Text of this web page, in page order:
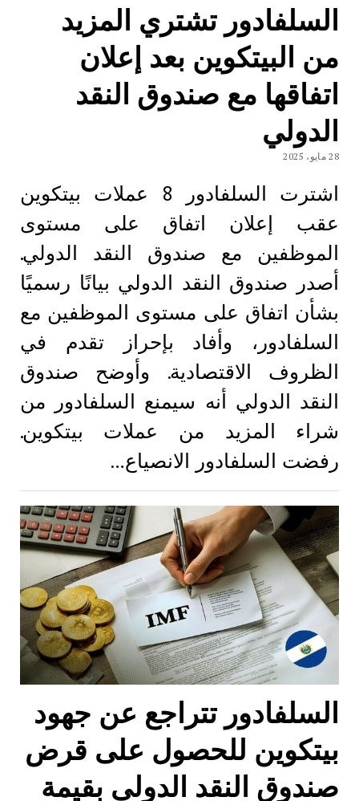
السلفادور تشتري المزيد
من البيتكوين بعد إعلان
اتفاقها مع صندوق النقد
الدولي
28 مايو، 2025
اشترت السلفادور 8 عملات بيتكوين
عقب إعلان اتفاق على مستوى
الموظفين مع صندوق النقد الدولي.
أصدر صندوق النقد الدولي بيانًا رسميًا
بشأن اتفاق على مستوى الموظفين مع
السلفادور، وأفاد بإحراز تقدم في
الظروف الاقتصادية. وأوضح صندوق
النقد الدولي أنه سيمنع السلفادور من
شراء المزيد من عملات بيتكوين.
رفضت السلفادور الانصياع…
السلفادور تتراجع عن جهود
بيتكوين للحصول على قرض
صندوق النقد الدولي بقيمة